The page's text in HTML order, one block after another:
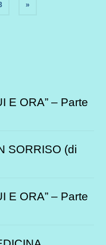
»
E ORA” – Parte
SORRISO (di
E ORA” – Parte